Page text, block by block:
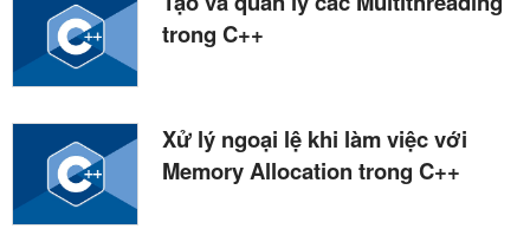
trong C++
Xử lý ngoại lệ khi làm việc với
Memory Allocation trong C++